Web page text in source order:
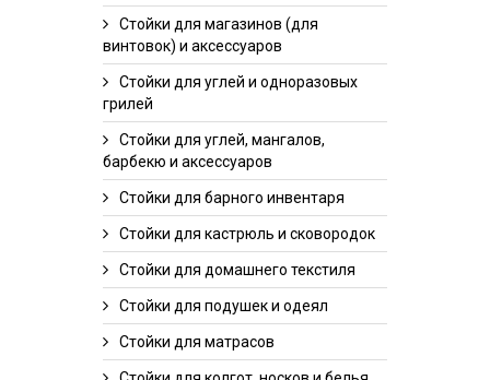
Стойки для магазинов (для
винтовок) и аксессуаров
Стойки для углей и одноразовых
грилей
Стойки для углей, мангалов,
барбекю и аксессуаров
Стойки для барного инвентаря
Стойки для кастрюль и сковородок
Стойки для домашнего текстиля
Стойки для подушек и одеял
Стойки для матрасов